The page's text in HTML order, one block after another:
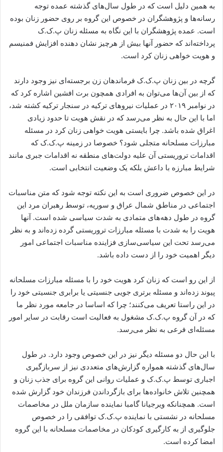
به همین دلیل است که در طول سال‌های گذشته عمده توجه
رسانه‌ها و پژوهشگران در خصوص این گروه بر روی حضور زنان بوده
است. عمده پژوهشگران با این نگاه به مسئله زنان پ.ک.ک
پرداخته‌اند که حضور آنها بیش از هرچیز نشان دهنده افزایش فمنیسم
و هویت خواهی زنان کرد است.
گرچه در بین زنان پ.ک.ک فرماندهان زن برجسته‌ای نیز وجود دارند
که از بین آن‌ها می‌توان به افرادی همچون برت افشین اشاره کرد که
در نوامبر ۲۰۱۹ در عملیات نیروهای ترکیه در سنجار ترکیه کشته شد،
اما با این حال به نظر می‌رسد که در نقش هویت تا حدود زیادی
اغراق شده باشد. چرا بایستی هویت خواهی زنان کرد در مسئله
مبارزات مسلحانه متجلی شود؟ خصوصا در زمینه پ.ک.ک که
اقدامات تروریستی آن علیه دولت‌های منطقه نه اقدامات جبری مانند
شرایط مبارزه با داعش بلکه یک وضعیت انتخابی است.
در این خصوص ضروری است به این نکته توجه شود که متن مناسبات
اجتماعی در مناطق شمال عراق و سوریه، توسط رهبران مرد این
گروه در طول دهه‌های متمادی به شدت سیاسی شده است. آنها
هویت را به شدت با مسئله مبارزات تروریستی گرده زده‌اند و به نظر
می‌رسد تحت این سیاسی‌سازی فزاینده مناسبات اجتماعی امور
دیگر اهمیت خود را از دست داده باشد.
از این رو است که زنان کرد هویت خود را با مسئله مبارزات مسلحانه
پیوند زده‌اند و مسئله برتری جویی جنسیتی یا برابری جنسیتی خود را
در این راستا تعریف می‌کنند؛ چرا که اساسا در جامعه مورد نظر ما
که در آن گروه پ.ک.ک مشغول به فعالیت است رقابت در سایر امور
مسئله‌ای فرعی به نظر می‌رسد.
با این حال دو مسئله دیگر نیز در این خصوص وجود دارد. در طول
سال‌های گذشته همواره گزارش‌های متعددی نیز از سربازگیری
اجباری توسط پ.ک.ک و عملیات روانی این گروه برای جذب زنان و
همچنین تلاش خانواده‌ها برای بازگرداندن فرزندان خود گزارش شده
است. همچنانکه ویرجیانا گامبا نماینده سازمان ملل در مخاصمات
مسلحانه در نشستی با نماینده پ.ک.ک توافقی را در خصوص
جلوگیری از به کارگیری کودکان در مخاصمات مسلحانه با این گروه
امضا کرده است.